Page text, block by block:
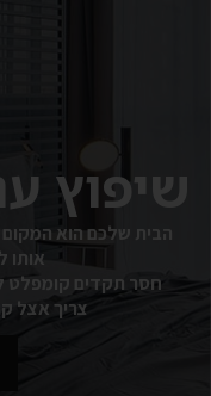
שיפוץ
הבית שלכם הוא המקום
אותו
חסר תקדים קומפלט
צריך אצל